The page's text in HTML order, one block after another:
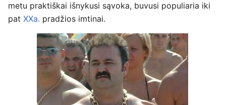
metu praktiškai išnykusi sąvoka, buvusi populiaria iki
pat XXa. pradžios imtinai.